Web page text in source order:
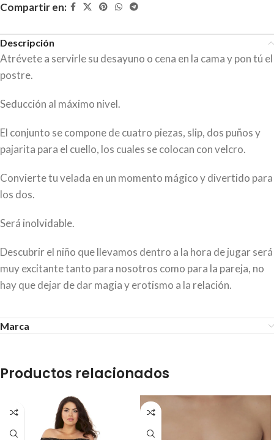
Compartir en:
Descripción
Atrévete a servirle su desayuno o cena en la cama y pon tú el
postre.
Seducción al máximo nivel.
El conjunto se compone de cuatro piezas, slip, dos puños y
pajarita para el cuello, los cuales se colocan con velcro.
Convierte tu velada en un momento mágico y divertido para
los dos.
Será inolvidable.
Descubrir el niño que llevamos dentro a la hora de jugar será
muy excitante tanto para nosotros como para la pareja, no
hay que dejar de dar magia y erotismo a la relación.
Marca
Productos relacionados